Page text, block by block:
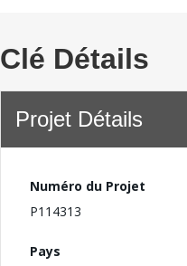
Clé Détails
Projet Détails
Numéro du Projet
P114313
Pays